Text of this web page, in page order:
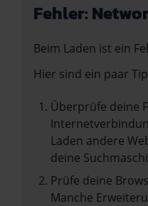
Fehler:
Beim Laden ist ein
Hier sind ein paar
Überprüfe deine
Laden andere
deine
Prüfe deine
Manche